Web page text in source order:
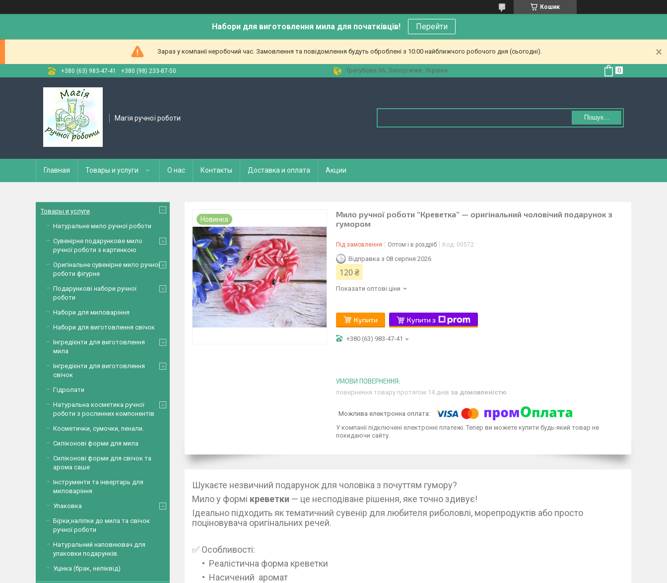
Кошик
Набори для виготовлення мила для початківців! Перейти
Зараз у компанії неробочий час. Замовлення та повідомлення будуть оброблені з 10:00 найближчого робочого дня (сьогодні).
+380 (63) 983-47-41 +380 (98) 233-87-50 Трегубова 36, Запоріжжя, Україна
Магія ручної роботи Пошук...
Главная Товары и услуги О нас Контакты Доставка и оплата Акции
Новинка
Мило ручної роботи “Креветка” — оригінальний чоловічий подарунок з
гумором
Під замовлення Оптом і в роздріб Код: 00572
Відправка з 08 серпня 2026
120 ₴
Показати оптові ціни
Купити Купити з
+380 (63) 983-47-41
повернення товару протягом 14 днів за домовленістю
У компанії підключені електронні платежі. Тепер ви можете купити будь-який товар не
покидаючи сайту.
Шукаєте незвичний подарунок для чоловіка з почуттям гумору?
Мило у формі креветки — це несподіване рішення, яке точно здивує!
Ідеально підходить як тематичний сувенір для любителя риболовлі, морепродуктів або просто
поціновувача оригінальних речей.
✅ Особливості:
Реалістична форма креветки
Насичений аромат
Товары и услуги
Натуральне мило ручної роботи
Сувенірне подарункове мило
ручної роботи з картинкою
Оригінальне сувенірне мило ручної
роботи фігурне
Подарункові набори ручної
роботи
Набори для миловаріння
Набори для виготовлення свічок
Інгредієнти для виготовлення
мила
Інгредієнти для виготовлення
свічок
Гідролати
Натуральна косметика ручної
роботи з рослинних компонентів
Косметички, сумочки, пенали.
Силіконові форми для мила
Силіконові форми для свічок та
арома саше
Інструменти та інвертарь для
миловаріння
Упаковка
Бірки,наліпки до мила та свічок
ручної роботи
Натуральний наповнювач для
упаковки подарунків.
Уцінка (брак, неліквід)